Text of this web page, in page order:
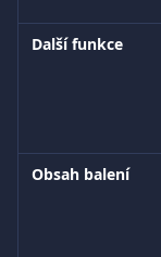
Další funkce
Obsah balení